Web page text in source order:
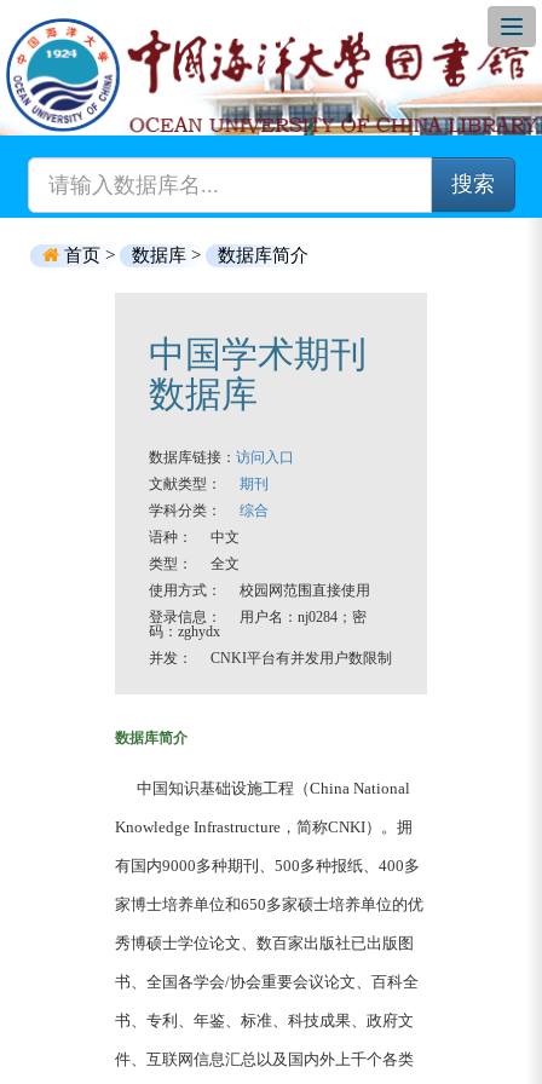
搜索
首页 > 数据库 > 数据库简介
中国学术期刊
数据库
数据库链接： 访问入口
文献类型： 期刊
学科分类： 综合
语种： 中文
类型： 全文
使用方式： 校园网范围直接使用
登录信息： 用户名：nj0284；密
码：zghydx
并发： CNKI平台有并发用户数限制
数据库简介
中国知识基础设施工程（China National
Knowledge Infrastructure，简称CNKI）。拥
有国内9000多种期刊、500多种报纸、400多
家博士培养单位和650多家硕士培养单位的优
秀博硕士学位论文、数百家出版社已出版图
书、全国各学会/协会重要会议论文、百科全
书、专利、年鉴、标准、科技成果、政府文
件、互联网信息汇总以及国内外上千个各类